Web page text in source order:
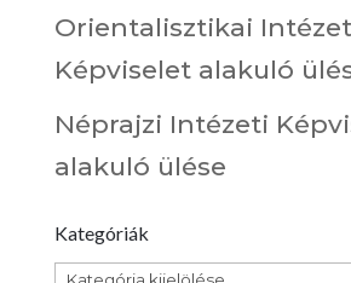
Orientalisztikai
Képviselet alakuló
Néprajzi Intézeti
alakuló ülése
Kategóriák
Kategóriák